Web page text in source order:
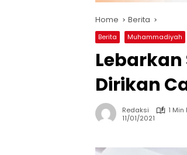
Home Berita
Berita Muhammadiyah
Lebarkan
Dirikan
Redaksi
1 Min
11/01/2021